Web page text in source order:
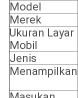
Model
Merek
Ukuran Layar
Mobil
Jenis
Menampilkan